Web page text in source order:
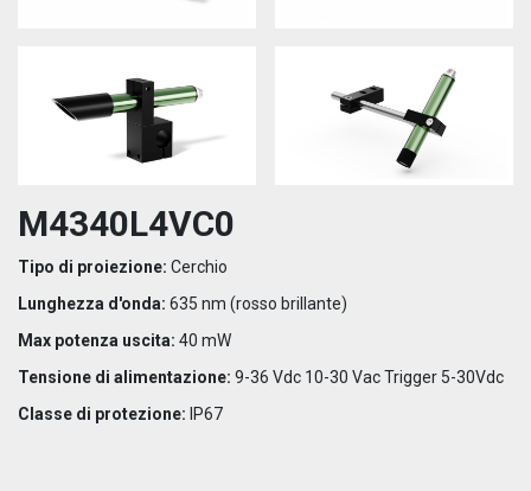
M4340L4VC0
Tipo di proiezione: Cerchio
Lunghezza d'onda: 635 nm (rosso brillante)
Max potenza uscita: 40 mW
Tensione di alimentazione: 9-36 Vdc 10-30 Vac Trigger 5-30Vdc
Classe di protezione: IP67